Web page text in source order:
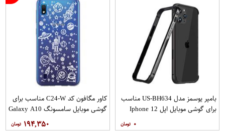
بامپر یوسمز مدل US-BH634 مناسب
برای گوشی موبایل اپل Iphone 12
۰
کاور مگافون کد C24-W مناسب برای
گوشی موبایل سامسونگ Galaxy A10
۱۹۴,۳۵۰